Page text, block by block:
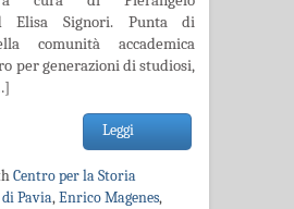
Elisa Signori. Punta di
comunità accademica
per generazioni di studiosi,
Leggi
Centro per la Storia
Pavia,Enrico Magenes,